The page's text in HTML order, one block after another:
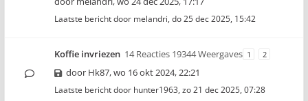
Laatste bericht door melandri, do 25 dec 2025, 15:42
Koffie invriezen 14 Reacties 19344 Weergaves 1 2
door Hk87,wo 16 okt 2024, 22:21
Laatste bericht door hunter1963, zo 21 dec 2025, 07:28